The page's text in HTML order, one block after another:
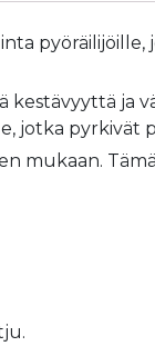
ja
jotka pyrkivät
mukaan.